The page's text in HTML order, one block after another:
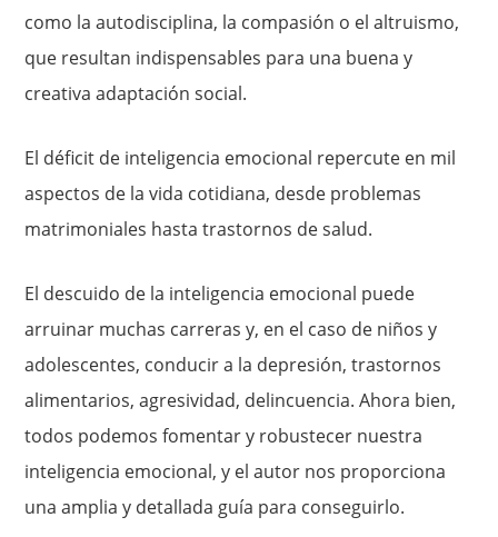
como la autodisciplina, la compasión o el altruismo,
que resultan indispensables para una buena y
creativa adaptación social.
El déficit de inteligencia emocional repercute en mil
aspectos de la vida cotidiana, desde problemas
matrimoniales hasta trastornos de salud.
El descuido de la inteligencia emocional puede
arruinar muchas carreras y, en el caso de niños y
adolescentes, conducir a la depresión, trastornos
alimentarios, agresividad, delincuencia. Ahora bien,
todos podemos fomentar y robustecer nuestra
inteligencia emocional, y el autor nos proporciona
una amplia y detallada guía para conseguirlo.